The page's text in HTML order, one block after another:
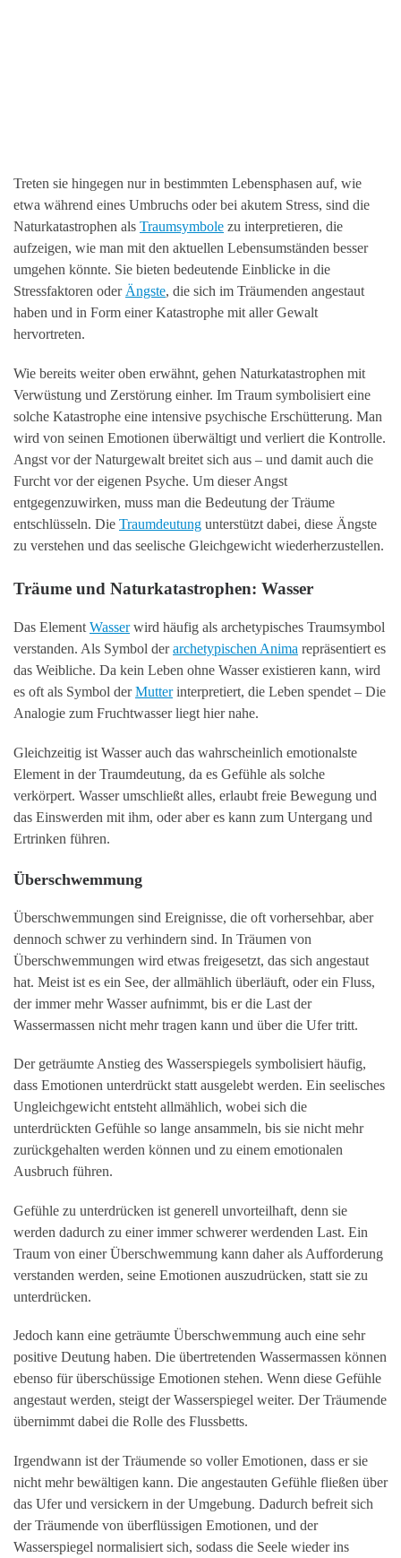
Treten sie hingegen nur in bestimmten Lebensphasen auf, wie
etwa während eines Umbruchs oder bei akutem Stress, sind die
Naturkatastrophen als Traumsymbole zu interpretieren, die
aufzeigen, wie man mit den aktuellen Lebensumständen besser
umgehen könnte. Sie bieten bedeutende Einblicke in die
Stressfaktoren oderÄngste, die sich im Träumenden angestaut
haben und in Form einer Katastrophe mit aller Gewalt
hervortreten.
Wie bereits weiter oben erwähnt, gehen Naturkatastrophen mit
Verwüstung und Zerstörung einher. Im Traum symbolisiert eine
solche Katastrophe eine intensive psychische Erschütterung. Man
wird von seinen Emotionen überwältigt und verliert die Kontrolle.
Angst vor der Naturgewalt breitet sich aus – und damit auch die
Furcht vor der eigenen Psyche. Um dieser Angst
entgegenzuwirken, muss man die Bedeutung der Träume
entschlüsseln. Die Traumdeutung unterstützt dabei, diese Ängste
zu verstehen und das seelische Gleichgewicht wiederherzustellen.
Träume und Naturkatastrophen: Wasser
Das Element Wasserwird häufig als archetypisches Traumsymbol
verstanden. Als Symbol derarchetypischen Anima repräsentiert es
das Weibliche. Da kein Leben ohne Wasser existieren kann, wird
es oft als Symbol derMutterinterpretiert, die Leben spendet – Die
Analogie zum Fruchtwasser liegt hier nahe.
Gleichzeitig ist Wasser auch das wahrscheinlich emotionalste
Element in der Traumdeutung, da es Gefühle als solche
verkörpert. Wasser umschließt alles, erlaubt freie Bewegung und
das Einswerden mit ihm, oder aber es kann zum Untergang und
Ertrinken führen.
Überschwemmung
Überschwemmungen sind Ereignisse, die oft vorhersehbar, aber
dennoch schwer zu verhindern sind. In Träumen von
Überschwemmungen wird etwas freigesetzt, das sich angestaut
hat. Meist ist es ein See, der allmählich überläuft, oder ein Fluss,
der immer mehr Wasser aufnimmt, bis er die Last der
Wassermassen nicht mehr tragen kann und über die Ufer tritt.
Der geträumte Anstieg des Wasserspiegels symbolisiert häufig,
dass Emotionen unterdrückt statt ausgelebt werden. Ein seelisches
Ungleichgewicht entsteht allmählich, wobei sich die
unterdrückten Gefühle so lange ansammeln, bis sie nicht mehr
zurückgehalten werden können und zu einem emotionalen
Ausbruch führen.
Gefühle zu unterdrücken ist generell unvorteilhaft, denn sie
werden dadurch zu einer immer schwerer werdenden Last. Ein
Traum von einer Überschwemmung kann daher als Aufforderung
verstanden werden, seine Emotionen auszudrücken, statt sie zu
unterdrücken.
Jedoch kann eine geträumte Überschwemmung auch eine sehr
positive Deutung haben. Die übertretenden Wassermassen können
ebenso für überschüssige Emotionen stehen. Wenn diese Gefühle
angestaut werden, steigt der Wasserspiegel weiter. Der Träumende
übernimmt dabei die Rolle des Flussbetts.
Irgendwann ist der Träumende so voller Emotionen, dass er sie
nicht mehr bewältigen kann. Die angestauten Gefühle fließen über
das Ufer und versickern in der Umgebung. Dadurch befreit sich
der Träumende von überflüssigen Emotionen, und der
Wasserspiegel normalisiert sich, sodass die Seele wieder ins